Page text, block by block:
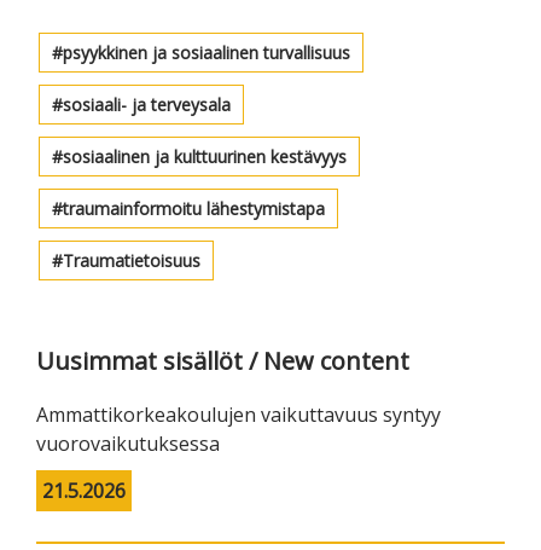
psyykkinen ja sosiaalinen turvallisuus
sosiaali- ja terveysala
sosiaalinen ja kulttuurinen kestävyys
traumainformoitu lähestymistapa
Traumatietoisuus
Uusimmat sisällöt / New content
Ammattikorkeakoulujen vaikuttavuus syntyy
vuorovaikutuksessa
21.5.2026